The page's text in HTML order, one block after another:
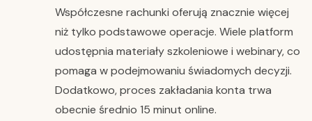
Współczesne rachunki oferują znacznie więcej
niż tylko podstawowe operacje. Wiele platform
udostępnia materiały szkoleniowe i webinary, co
pomaga w podejmowaniu świadomych decyzji.
Dodatkowo, proces zakładania konta trwa
obecnie średnio 15 minut online.